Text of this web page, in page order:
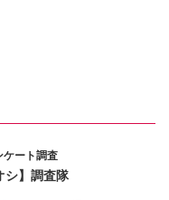
ケート調査
シ】調査隊